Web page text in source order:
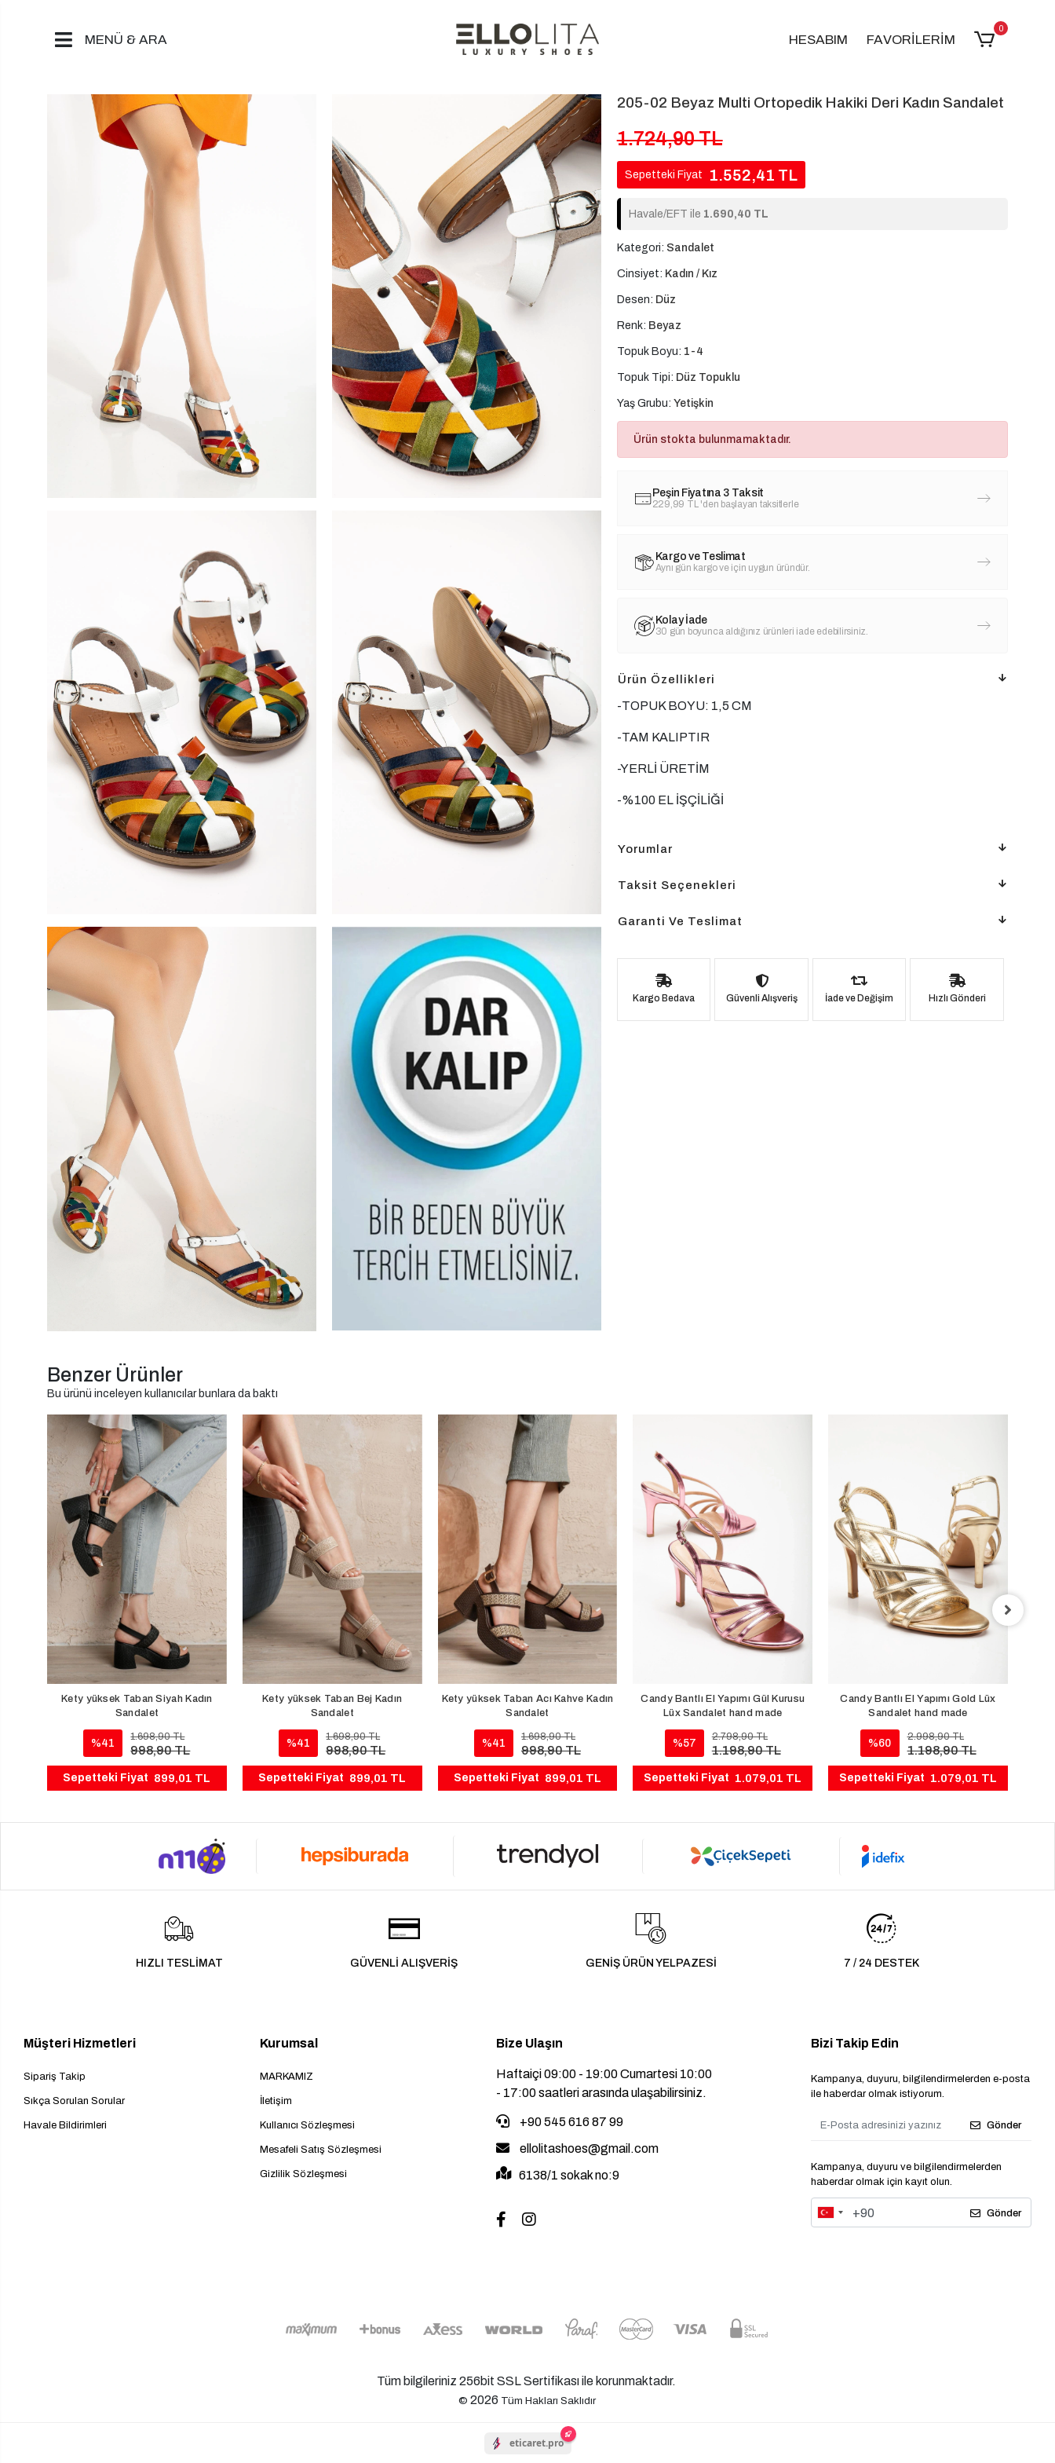
MENÜ & ARA HESABIM FAVORİLERİM
0
205-02 Beyaz Multi Ortopedik Hakiki Deri Kadın Sandalet
1.724,90 TL
Sepetteki Fiyat 1.552,41 TL
Havale/EFT ile 1.690,40 TL
Kategori: Sandalet
Cinsiyet: Kadın / Kız
Desen: Düz
Renk: Beyaz
Topuk Boyu: 1-4
Topuk Tipi: Düz Topuklu
Yaş Grubu: Yetişkin
Ürün stokta bulunmamaktadır.
Peşin Fiyatına 3 Taksit
229,99 TL 'den başlayan taksitlerle
Kargo ve Teslimat
Aynı gün kargo ve için uygun üründür.
Kolay İade
30 gün boyunca aldığınız ürünleri iade edebilirsiniz.
Ürün Özellikleri
-TOPUK BOYU: 1,5 CM
-TAM KALIPTIR
-YERLİ ÜRETİM
-%100 EL İŞÇİLİĞİ
Yorumlar
Taksit Seçenekleri
Garanti Ve Teslimat
Kargo Bedava Güvenli Alışveriş İade ve Değişim Hızlı Gönderi
Benzer Ürünler
Bu ürünü inceleyen kullanıcılar bunlara da baktı
Kety yüksek Taban Siyah Kadın
Sandalet
%41
1.698,90 TL
998,90 TL
Sepetteki Fiyat 899,01 TL
Kety yüksek Taban Bej Kadın
Sandalet
%41
1.698,90 TL
998,90 TL
Sepetteki Fiyat 899,01 TL
Kety yüksek Taban Acı Kahve Kadın
Sandalet
%41
1.698,90 TL
998,90 TL
Sepetteki Fiyat 899,01 TL
Candy Bantlı El Yapımı Gül Kurusu
Lüx Sandalet hand made
%57
2.798,90 TL
1.198,90 TL
Sepetteki Fiyat 1.079,01 TL
Candy Bantlı El Yapımı Gold Lüx
Sandalet hand made
%60
2.998,90 TL
1.198,90 TL
Sepetteki Fiyat 1.079,01 TL
HIZLI TESLİMAT GÜVENLİ ALIŞVERİŞ GENİŞ ÜRÜN YELPAZESİ 7 / 24 DESTEK
Müşteri Hizmetleri
Sipariş Takip
Sıkça Sorulan Sorular
Havale Bildirimleri
Kurumsal
MARKAMIZ
İletişim
Kullanıcı Sözleşmesi
Mesafeli Satış Sözleşmesi
Gizlilik Sözleşmesi
Bize Ulaşın
Haftaiçi 09:00 - 19:00 Cumartesi 10:00
- 17:00 saatleri arasında ulaşabilirsiniz.
+90 545 616 87 99
ellolitashoes@gmail.com
6138/1 sokak no:9
Bizi Takip Edin
Kampanya, duyuru, bilgilendirmelerden e-posta
ile haberdar olmak istiyorum.
Gönder
Kampanya, duyuru ve bilgilendirmelerden
haberdar olmak için kayıt olun.
Gönder
Tüm bilgileriniz 256bit SSL Sertifikası ile korunmaktadır.
©2026 Tüm Hakları Saklıdır
eticaret.pro